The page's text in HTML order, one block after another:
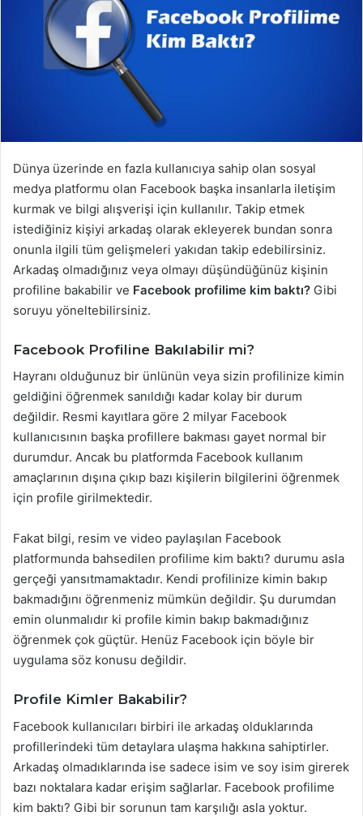
Dünya üzerinde en fazla kullanıcıya sahip olan sosyal
medya platformu olan Facebook başka insanlarla iletişim
kurmak ve bilgi alışverişi için kullanılır. Takip etmek
istediğiniz kişiyi arkadaş olarak ekleyerek bundan sonra
onunla ilgili tüm gelişmeleri yakıdan takip edebilirsiniz.
Arkadaş olmadığınız veya olmayı düşündüğünüz kişinin
profiline bakabilir ve Facebook profilime kim baktı? Gibi
soruyu yöneltebilirsiniz.
Facebook Profiline Bakılabilir mi?
Hayranı olduğunuz bir ünlünün veya sizin profilinize kimin
geldiğini öğrenmek sanıldığı kadar kolay bir durum
değildir. Resmi kayıtlara göre 2 milyar Facebook
kullanıcısının başka profillere bakması gayet normal bir
durumdur. Ancak bu platformda Facebook kullanım
amaçlarının dışına çıkıp bazı kişilerin bilgilerini öğrenmek
için profile girilmektedir.
Fakat bilgi, resim ve video paylaşılan Facebook
platformunda bahsedilen profilime kim baktı? durumu asla
gerçeği yansıtmamaktadır. Kendi profilinize kimin bakıp
bakmadığını öğrenmeniz mümkün değildir. Şu durumdan
emin olunmalıdır ki profile kimin bakıp bakmadığınız
öğrenmek çok güçtür. Henüz Facebook için böyle bir
uygulama söz konusu değildir.
Profile Kimler Bakabilir?
Facebook kullanıcıları birbiri ile arkadaş olduklarında
profillerindeki tüm detaylara ulaşma hakkına sahiptirler.
Arkadaş olmadıklarında ise sadece isim ve soy isim girerek
bazı noktalara kadar erişim sağlarlar. Facebook profilime
kim baktı? Gibi bir sorunun tam karşılığı asla yoktur.